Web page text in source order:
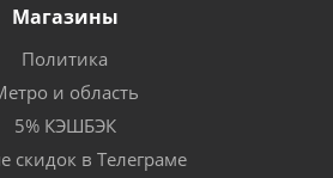
Магазины
Политика
и область
5% КЭШБЭК
скидок в Телеграме